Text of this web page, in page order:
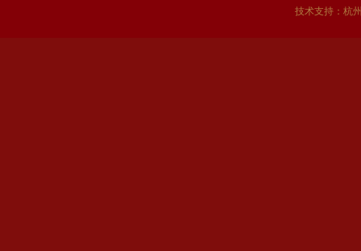
技术支持： 杭